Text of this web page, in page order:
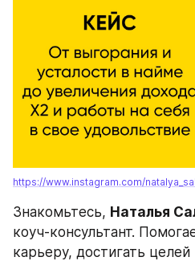
https://www.instagram.com/
Знакомьтесь, Наталья
коуч-консультант.
карьеру, достигать